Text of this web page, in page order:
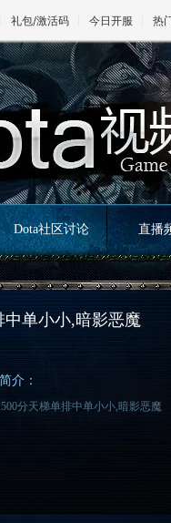
礼包/激活码 今日开服 热
Dota社区讨论 直播
中单小小,暗影恶魔
介：
分天梯单排中单小小,暗影恶魔